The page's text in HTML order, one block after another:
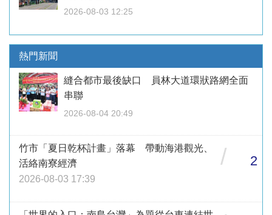
2026-08-03 12:25
熱門新聞
縫合都市最後缺口 員林大道環狀路網全面
串聯
2026-08-04 20:49
竹市「夏日乾杯計畫」落幕 帶動海港觀光、
活絡南寮經濟
2026-08-03 17:39
/ 2